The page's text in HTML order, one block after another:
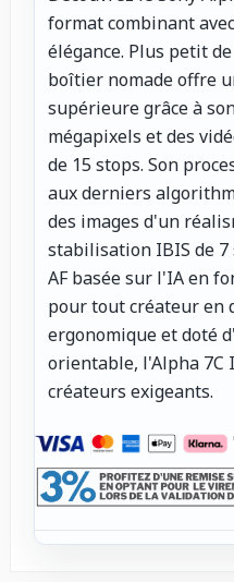
format combinant
élégance. Plus petit
boîtier nomade offre
supérieure grâce à
mégapixels et des
de 15 stops. Son
aux derniers
des images d'un
stabilisation IBIS de
AF basée sur l'IA en
pour tout créateur en
ergonomique et doté
orientable, l'Alpha 7C
créateurs exigeants.